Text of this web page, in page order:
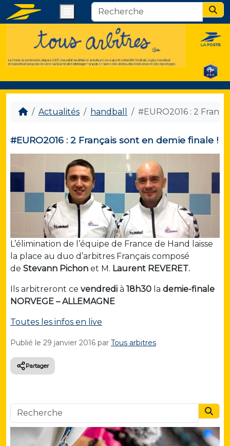
Actualités handball #EURO2016 : 2
#EURO2016 : 2 Français sont en demie finale !
L’élimination de l’équipe de France de Hand laisse
la place au duo d’arbitres Français composé
de Stevann Pichon et M. Laurent REVERET.
Ils arbitreront ce vendredi à 18h30 la demie-finale
NORVEGE – ALLEMAGNE
Toutes les infos en live
Publié le 29 janvier 2016 par Tous arbitres
Partager